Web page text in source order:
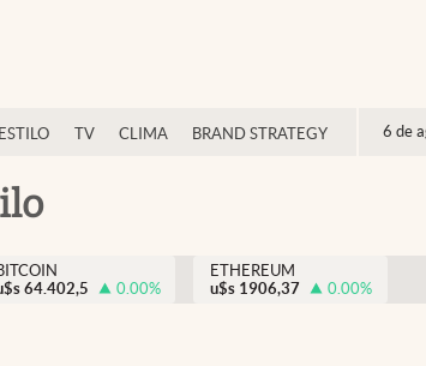
TV CLIMA BRAND STRATEGY 6 de
64.402,5 0.00%
ETHEREUM
u$s 1906,37 0.00%